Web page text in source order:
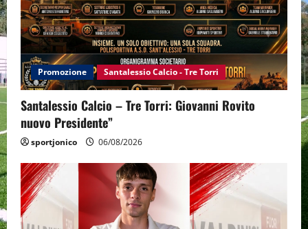
Promozione Santalessio Calcio - Tre Torri
Santalessio Calcio – Tre Torri: Giovanni Rovito
nuovo Presidente”
sportjonico 06/08/2026